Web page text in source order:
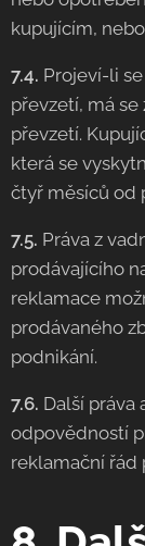
kupujícím,
7.4. Projeví-li
převzetí, má se
převzetí.
která se
čtyř měsíců od
7.5. Práva z
prodávajícího
reklamace
prodávaného
podnikání.
7.6. Další práva
odpovědností
reklamační řád